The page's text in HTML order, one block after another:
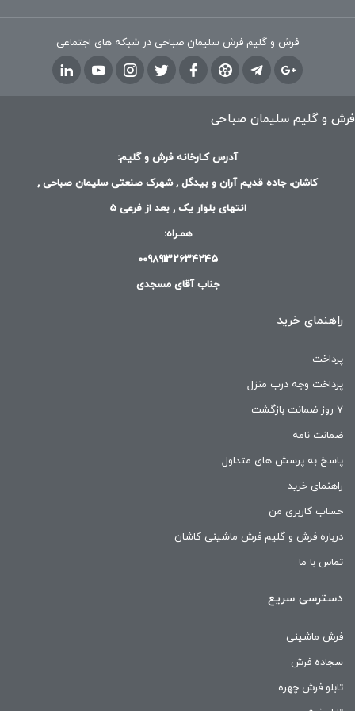
فرش و گلیم فرش سلیمان صباحی در شبکه های اجتماعی
فرش و گلیم سلیمان صباحی
آدرس کـارخانه فرش و گلیم:
کاشان، جاده قدیم آران و بیدگل , شهرک صنعتی سلیمان صباحی ,
انتهای بلوار یک , بعد از فرعی 5
همـراه:
00989132634245
جناب آقای مسجدی
راهنمای خرید
پرداخت
پرداخت وجه درب منزل
۷ روز ضمانت بازگشت
ضمانت نامه
پاسخ به پرسش های متداول
راهنمای خرید
حساب کاربری من
درباره فرش و گلیم فرش ماشینی کاشان
تماس با ما
دسترسی سریع
فرش ماشینی
سجاده فرش
تابلو فرش چهره